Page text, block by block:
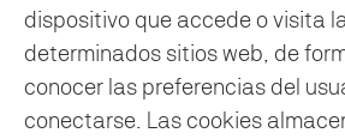
dispositivo que accede o visita
determinados sitios web, de
conocer las preferencias del
conectarse. Las cookies